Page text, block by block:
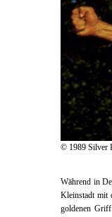
© 1989 Silver
Während in
Kleinstadt mit
goldenen